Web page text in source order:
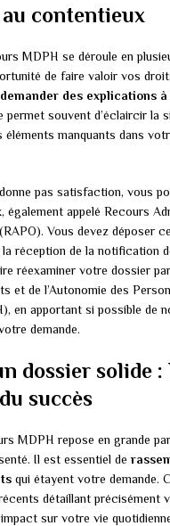
contentieux
MDPH se déroule en
de faire valoir vos
demander des explications à
permet souvent d’éclaircir la
éléments manquants dans
pas satisfaction, vous
, également appelé Recours
Vous devez déposer
réception de la notification
réexaminer votre dossier
et de l’Autonomie des
en apportant si possible de
demande.
dossier solide :
succès
MDPH repose en grande
Il est essentiel de
qui étayent votre demande.
détaillant précisément
sur votre vie